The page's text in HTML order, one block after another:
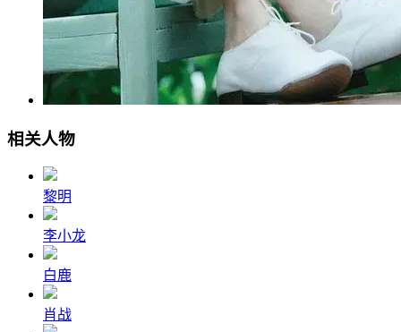
相关人物
黎明
李小龙
白鹿
肖战